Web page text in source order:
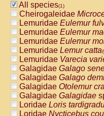
All species(1)
Cheirogaleidae
Lemuridae Eulemur
Lemuridae Eulemur
Lemuridae Eulemur
Lemuridae Lemur catta
Lemuridae Varecia
Galagidae Galago
Galagidae Galago
Galagidae Otolemur
Galagidae Galagidae
Loridae Loris
Loridae Nycticebus